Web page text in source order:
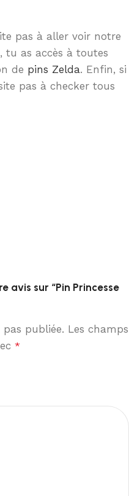
pas à aller voir notre
tu as accès à toutes
de pins Zelda. Enfin, si
pas à checker tous
avis sur “Pin Princesse
publiée. Les champs
*